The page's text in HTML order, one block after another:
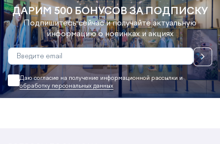
ДАРИМ 500 БОНУСОВ ЗА ПОДПИСКУ
Подпишитесь сейчас и получайте актуальную
информацию о новинках и акциях
Даю согласие на получение информационной рассылки и
обработку персональных данных